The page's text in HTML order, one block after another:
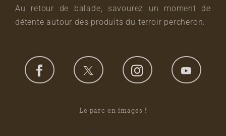
Au retour de balade, savourez un moment de
détente autour des produits du terroir percheron.
Le parc en images !